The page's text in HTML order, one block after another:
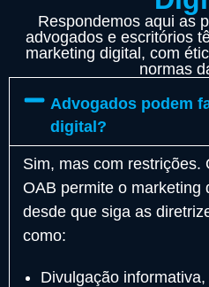
Respondemos aqui as
advogados e escritórios
marketing digital, com
normas
Advogados podem
digital?
Sim, mas com restrições.
OAB permite o marketing
desde que siga as
como:
Divulgação